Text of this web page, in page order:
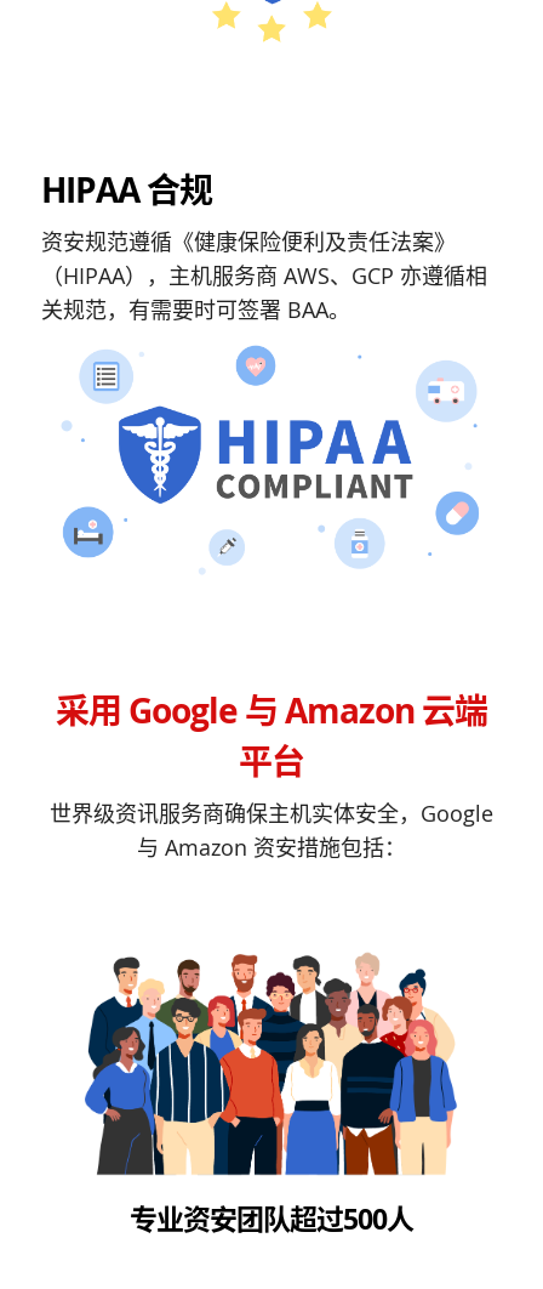
HIPAA 合规
资安规范遵循《健康保险便利及责任法案》
（HIPAA），主机服务商 AWS、GCP 亦遵循相
关规范，有需要时可签署 BAA。
采用 Google 与 Amazon 云端
平台
世界级资讯服务商确保主机实体安全，Google
与 Amazon 资安措施包括：
专业资安团队超过500人